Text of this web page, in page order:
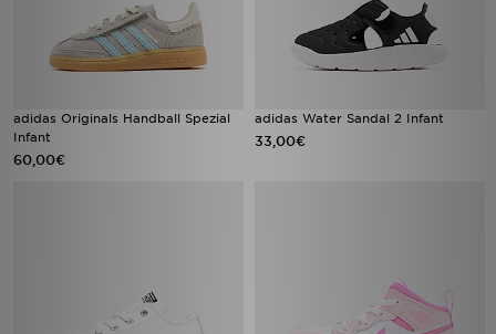
adidas Originals Handball Spezial
Infant
60,00€
adidas Water Sandal 2 Infant
33,00€